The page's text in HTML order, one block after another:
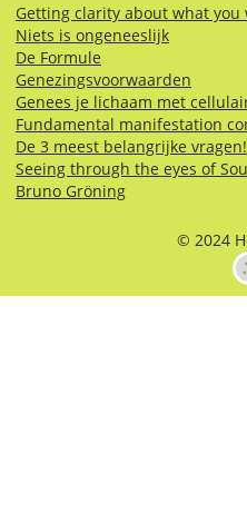
Getting clarity about what you
Niets is ongeneeslijk
De Formule
Genezingsvoorwaarden
Genees je lichaam met
Fundamental manifestation
De 3 meest belangrijke vragen!
Seeing through the eyes of
Bruno Gröning
© 2024